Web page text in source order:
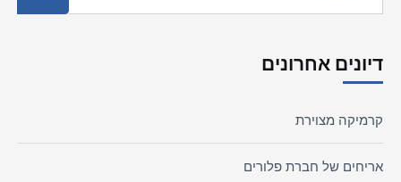
דיונים אחרונים
קרמיקה מצוירת
אריחים של חברת פלורים